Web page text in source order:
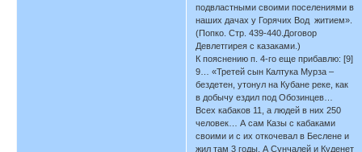
подвластными своими поселениями в
наших дачах у Горячих Вод житием».
(Попко. Стр. 439-440.Договор
Девлетгирея с казаками.)
К пояснению п. 4-го еще прибавлю: [9]
9… «Третей сын Калтука Мурза –
бездетен, утонул на Кубане реке, как
в добычу ездил под Обозинцев…
Всех кабаков 11, а людей в них 250
человек… А сам Казы с кабаками
своими и с их откочевал в Беслене и
жил там 3 годы. А Сунчалей и Куденет